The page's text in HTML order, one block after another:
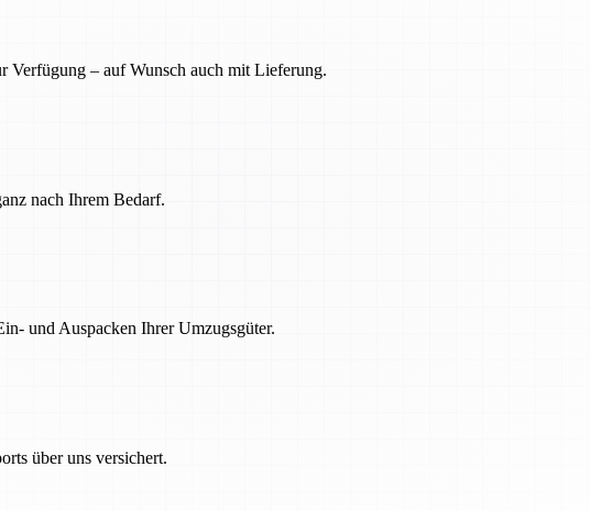
Verfügung – auf Wunsch auch mit Lieferung.
nach Ihrem Bedarf.
und Auspacken Ihrer Umzugsgüter.
über uns versichert.